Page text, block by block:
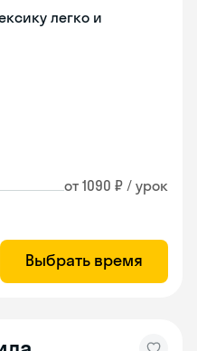
легко и
от 1090 ₽ / урок
Выбрать время